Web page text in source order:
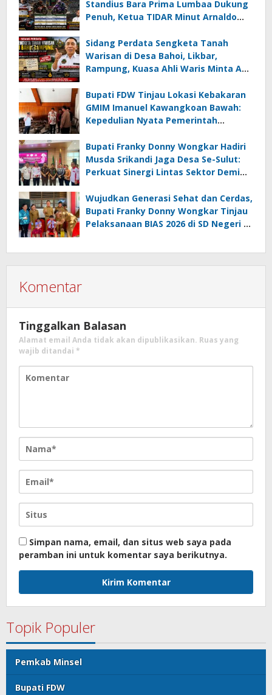
Standius Bara Prima Lumbaa Dukung
Penuh, Ketua TIDAR Minut Arnaldo
05 MC JOE Sapu Bersih Tiga Gelar
Juara Umum
Sidang Perdata Sengketa Tanah
Warisan di Desa Bahoi, Likbar,
Rampung, Kuasa Ahli Waris Minta APH
Korupsi Dandes
Bupati FDW Tinjau Lokasi Kebakaran
GMIM Imanuel Kawangkoan Bawah:
Kepedulian Nyata Pemerintah
Terdampak
Bupati Franky Donny Wongkar Hadiri
Musda Srikandi Jaga Desa Se-Sulut:
Perkuat Sinergi Lintas Sektor Demi
Wujudkan Generasi Sehat dan Cerdas,
Bupati Franky Donny Wongkar Tinjau
Pelaksanaan BIAS 2026 di SD Negeri 2
Komentar
Tinggalkan Balasan
Alamat email Anda tidak akan dipublikasikan. Ruas yang
wajib ditandai *
Simpan nama, email, dan situs web saya pada
peramban ini untuk komentar saya berikutnya.
Topik Populer
Pemkab Minsel
Bupati FDW